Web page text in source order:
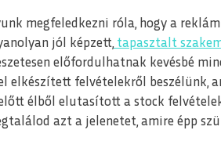
megfeledkezni róla, hogy a
jól képzett, tapasztalt
előfordulhatnak kevésbé
elkészített felvételekről
élből elutasított a stock
azt a jelenetet, amire épp